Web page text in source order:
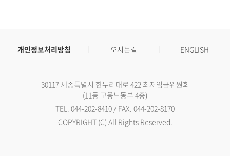
개인정보처리방침 오시는길 ENGLISH
30117 세종특별시 한누리대로 422 최저임금위원회
(11동 고용노동부 4층)
TEL. 044-202-8410 / FAX. 044-202-8170
COPYRIGHT (C) All Rights Reserved.